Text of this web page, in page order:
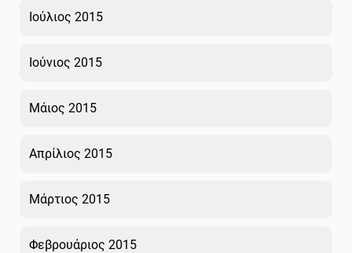
Ιούλιος 2015
Ιούνιος 2015
Μάιος 2015
Απρίλιος 2015
Μάρτιος 2015
Φεβρουάριος 2015